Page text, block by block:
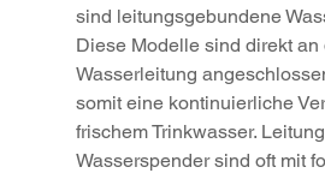
sind leitungsgebundene
Diese Modelle sind direkt an
Wasserleitung
somit eine kontinuierliche
frischem Trinkwasser.
Wasserspender sind oft mit